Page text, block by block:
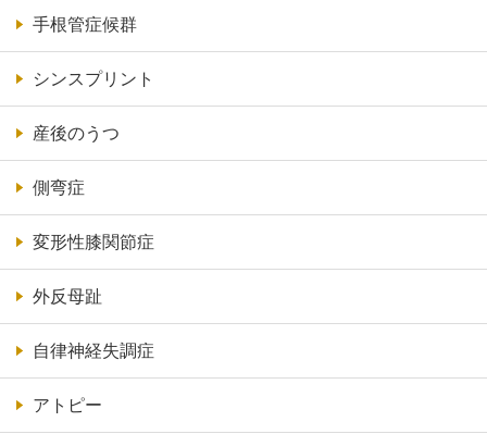
手根管症候群
シンスプリント
産後のうつ
側弯症
変形性膝関節症
外反母趾
自律神経失調症
アトピー